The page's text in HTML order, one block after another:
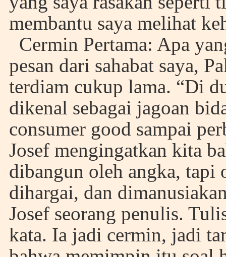
membantu saya melihat
Cermin Pertama: Apa
pesan dari sahabat saya,
terdiam cukup lama. “Di
dikenal sebagai jagoan
consumer good sampai
Josef mengingatkan kita
dibangun oleh angka, tapi
dihargai, dan
Josef seorang penulis.
kata. Ia jadi cermin, jadi